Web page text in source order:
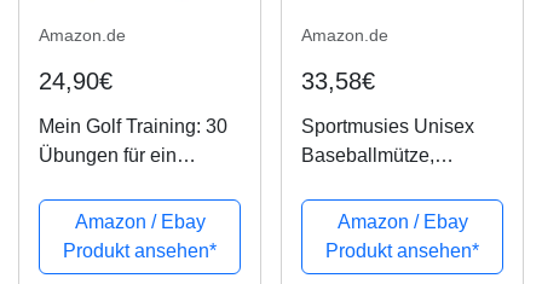
Amazon.de
24,90€
Mein Golf Training: 30
Übungen für ein
Booklet mit Drills für
das Golf-Bag
Amazon / Ebay
Produkt ansehen*
Amazon.de
33,58€
Sportmusies Unisex
Baseballmütze,
Baumwoll-Twill,
niedriges Profil,
verstellbar, für Laufen
Amazon / Ebay
Produkt ansehen*